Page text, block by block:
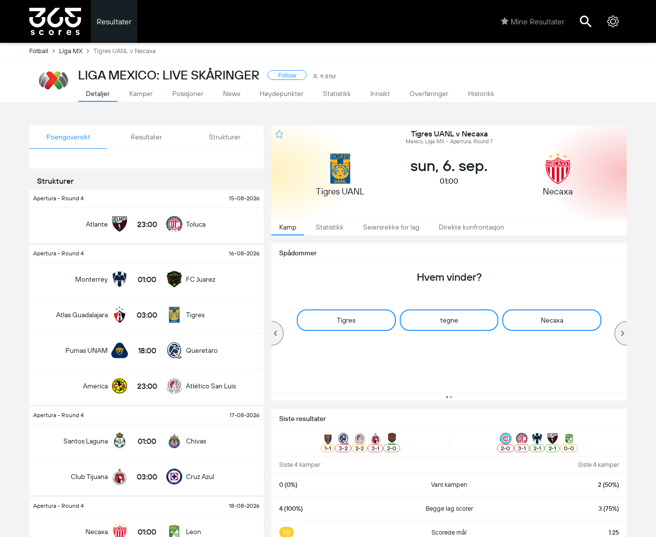
Resultater Mine Resultater
Fotball Liga MX Tigres UANL v Necaxa
LIGA MEXICO: LIVE SKÅRINGER Follow 9.81M
Detaljer Kamper Posisjoner News Høydepunkter Statistikk Innsikt Overføringer Historikk
Poengoversikt Resultater Strukturer
Strukturer
Apertura - Round 4 15-08-2026
Atlante 23:00 Toluca
Apertura - Round 4 16-08-2026
Monterrey 01:00 FC Juarez
Atlas Guadalajara 03:00 Tigres
Pumas UNAM 18:00 Queretaro
America 23:00 Atlético San Luis
Apertura - Round 4 17-08-2026
Santos Laguna 01:00 Chivas
Club Tijuana 03:00 Cruz Azul
Apertura - Round 4 18-08-2026
Necaxa 01:00 Leon
Tigres UANL v Necaxa
Mexico, Liga MX - Apertura, Round 7
Tigres UANL
sun, 6. sep.
01:00
Necaxa
Kamp Statistikk Seiersrekke for lag Direkte konfrontasjon
Spådommer
Hvem vinder?
Tigres tegne Necaxa
Totalt mål i kamp (2.5)
over
Siste resultater
1-1 3-2 2-2 3-1 2-0 2-0 3-1 2-1 2-1 0-0
Siste 4 kamper Siste 4 kamper
0 (0%) Vant kampen 2 (50%)
4 (100%) Begge lag scorer 3 (75%)
1.5 Scorede mål 1.25